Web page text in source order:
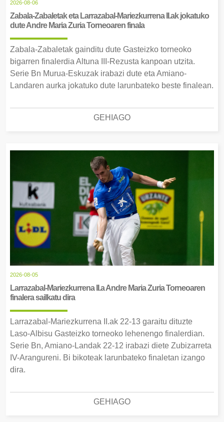
2026-08-06
Zabala-Zabaletak eta Larrazabal-Mariezkurrena II.ak jokatuko
dute Andre Maria Zuria Torneoaren finala
Zabala-Zabaletak gainditu dute Gasteizko torneoko
bigarren finalerdia Altuna III-Rezusta kanpoan utzita.
Serie Bn Murua-Eskuzak irabazi dute eta Amiano-
Landaren aurka jokatuko dute larunbateko beste finalean.
GEHIAGO
2026-08-05
Larrazabal-Mariezkurrena II.a Andre Maria Zuria Torneoaren
finalera sailkatu dira
Larrazabal-Mariezkurrena II.ak 22-13 garaitu dituzte
Laso-Albisu Gasteizko torneoko lehenengo finalerdian.
Serie Bn, Amiano-Landak 22-12 irabazi diete Zubizarreta
IV-Arangureni. Bi bikoteak larunbateko finaletan izango
dira.
GEHIAGO